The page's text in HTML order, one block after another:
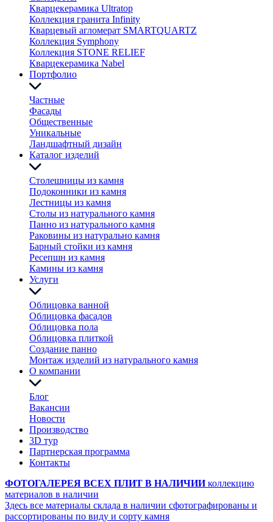
Кварцекерамика Ultratop
Коллекция гранита Infinity
Кварцевый агломерат SMARTQUARTZ
Коллекция Symphony
Коллекция STONE RELIEF
Кварцекерамика Nabel
Портфолио
Частные
Фасады
Общественные
Уникальные
Ландшафтный дизайн
Каталог изделий
Столешницы из камня
Подоконники из камня
Лестницы из камня
Столы из натурального камня
Панно из натурального камня
Раковины из натурально камня
Барный стойки из камня
Ресепшн из камня
Камины из камня
Услуги
Облицовка ванной
Облицовка фасадов
Облицовка пола
Облицовка плиткой
Создание панно
Монтаж изделий из натурального камня
О компании
Блог
Вакансии
Новости
Производство
3D тур
Партнерская программа
Контакты
ФОТОГАЛЕРЕЯ ВСЕХ ПЛИТ В НАЛИЧИИ коллекцию
материалов в наличии
Здесь все материалы склада в наличии сфотографированы и
рассортированы по виду и сорту камня